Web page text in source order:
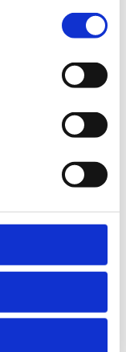
ook na de
gebruik
specifiek
: Multimove,
weer een
kinderen en